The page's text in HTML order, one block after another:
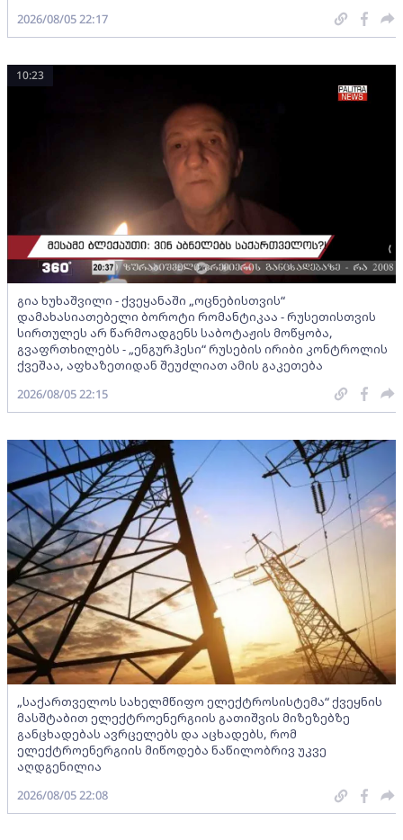
2026/08/05 22:17
გია ხუხაშვილი - ქვეყანაში „ოცნებისთვის“
დამახასიათებელი ბოროტი რომანტიკაა - რუსეთისთვის
სირთულეს არ წარმოადგენს საბოტაჟის მოწყობა,
გვაფრთხილებს - „ენგურჰესი“ რუსების ირიბი კონტროლის
ქვეშაა, აფხაზეთიდან შეუძლიათ ამის გაკეთება
10:23
2026/08/05 22:15
„საქართველოს სახელმწიფო ელექტროსისტემა“ ქვეყნის
მასშტაბით ელექტროენერგიის გათიშვის მიზეზებზე
განცხადებას ავრცელებს და აცხადებს, რომ
ელექტროენერგიის მიწოდება ნაწილობრივ უკვე
აღდგენილია
2026/08/05 22:08